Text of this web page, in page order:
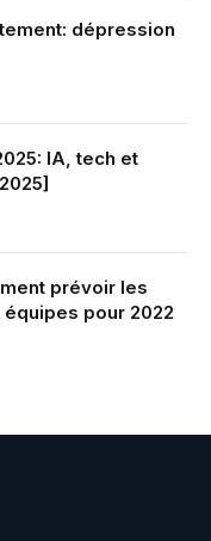
dépression
IA, tech et
prévoir les
pour 2022